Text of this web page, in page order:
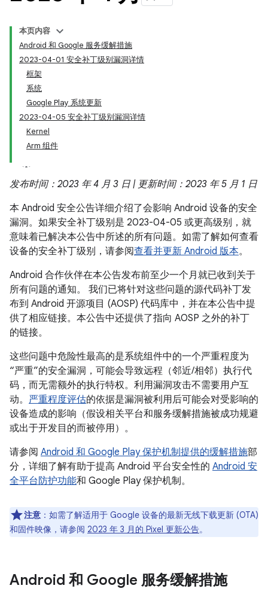
本页内容
Android 和 Google 服务缓解措施
2023-04-01 安全补丁级别漏洞详情
框架
系统
Google Play 系统更新
2023-04-05 安全补丁级别漏洞详情
Kernel
Arm 组件
发布时间：2023 年 4 月 3 日 | 更新时间：2023 年 5 月 1 日
本 Android 安全公告详细介绍了会影响 Android 设备的安全
漏洞。如果安全补丁级别是 2023-04-05 或更高级别，就
意味着已解决本公告中所述的所有问题。如需了解如何查看
设备的安全补丁级别，请参阅查看并更新 Android 版本。
Android 合作伙伴在本公告发布前至少一个月就已收到关于
所有问题的通知。 我们已将针对这些问题的源代码补丁发
布到 Android 开源项目 (AOSP) 代码库中，并在本公告中提
供了相应链接。本公告中还提供了指向 AOSP 之外的补丁
的链接。
这些问题中危险性最高的是系统组件中的一个严重程度为
“严重”的安全漏洞，可能会导致远程（邻近/相邻）执行代
码，而无需额外的执行特权。利用漏洞攻击不需要用户互
动。 严重程度评估的依据是漏洞被利用后可能会对受影响的
设备造成的影响（假设相关平台和服务缓解措施被成功规避
或出于开发目的而被停用）。
请参阅 Android 和 Google Play 保护机制提供的缓解措施部
分，详细了解有助于提高 Android 平台安全性的 Android 安
全平台防护功能和 Google Play 保护机制。
注意 ：如需了解适用于 Google 设备的最新无线下载更新 (OTA)
和固件映像，请参阅 2023 年 3 月的 Pixel 更新公告。
Android 和 Google 服务缓解措施